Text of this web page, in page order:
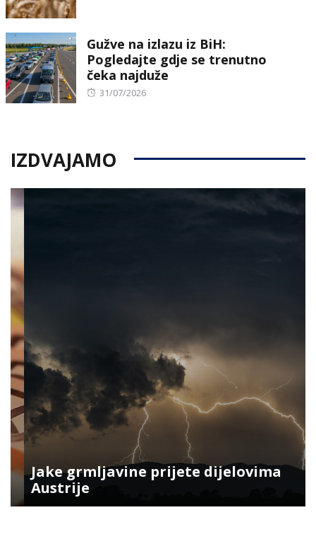
Gužve na izlazu iz BiH:
Pogledajte gdje se trenutno
čeka najduže
Posted
31/07/2026
IZDVAJAMO
Jake grmljavine prijete dijelovima
Austrije